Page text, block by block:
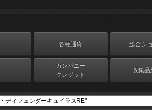
各種通貨 総合シ
カンパニー
クレジット
収集品